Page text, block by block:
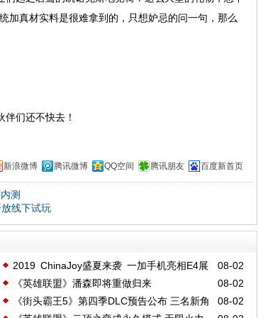
加真材实料是很难拿到的，只想妒忌的问一句，那么
们还不快去！
新浪微博 腾讯微博 QQ空间 腾讯朋友 百度新首页
测
线下试玩
08-02
2019 ChinaJoy盛夏来袭 一加手机亮相E4展
馆
08-02
《英雄联盟》潘森即将重做归来
08-02
《街头霸王5》第四季DLC预告公布 三名新角